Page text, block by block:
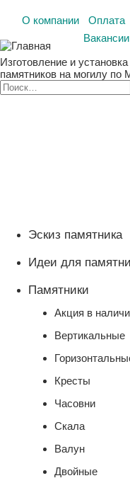
О компании Оплата
Вакансии
Изготовление и установка
памятников на могилу по
Эскиз памятника
Идеи для
Памятники
Акция в
Вертикальные
Кресты
Часовни
Скала
Валун
Двойные